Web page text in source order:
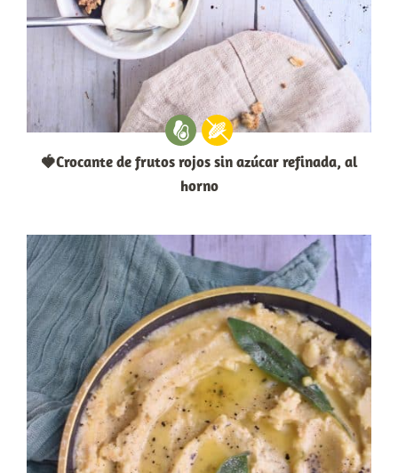
🍓Crocante de frutos rojos sin azúcar refinada, al
horno